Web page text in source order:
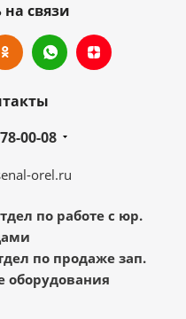
на связи
00-08
orel.ru
по работе с юр.
по продаже зап.
оборудования